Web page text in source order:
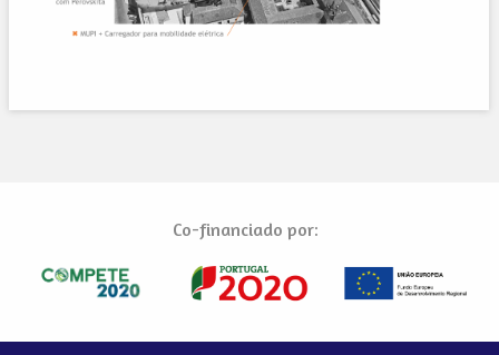
Co-financiado por: